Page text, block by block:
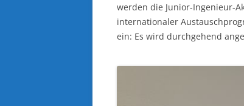
werden die Junior-Ingenieur-
internationaler
ein: Es wird durchgehend